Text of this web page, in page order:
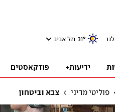
31° תל אביב
ידיעות+ פודקאסטים
פוליטי מדיני צבא וביטחון